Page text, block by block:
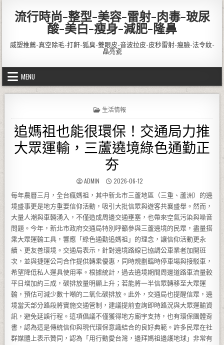
流行時尚-整型-美容-雷射-肉毒-玻尿
酸-美白-瘦身-減肥-隆鼻
威塑推薦-真空除毛-打鼾-狐臭-雙眼皮-音波拉皮-皮秒雷射-瘦臉-法令紋-
晶亮瓷
MENU
POSTED IN
生活情報
追媽祖也能很環保！交通局力推
大眾運輸，三蘆遶境綠色通勤正
夯
AUTHOR:
ADMIN PUBLISHED DATE:
2026-06-12
每年農曆三月，全台瘋媽祖，其中新北市三蘆地區（三重、蘆洲）的遶
境盛事更是地方重要信仰活動，吸引大批信眾與遊客共襄盛舉。然而，
大量人潮與車輛湧入，不僅造成周邊交通壅塞，也帶來空氣污染與噪音
問題。今年，新北市政府交通局特別呼籲參與三蘆遶境的民眾，盡量搭
乘大眾運輸工具，響應「綠色通勤追媽祖」的理念，讓信仰活動更永
續、更友善環境。交通局表示，針對遶境路線已協調公車業者加開班
次，並與捷運公司合作提供轉乘優惠，同時規劃臨時停車場與接駁車，
希望降低私人運具使用率。根據統計，過去遶境期間周邊道路車流量較
平日增加約三成，碳排放量明顯上升；若能將一半信眾轉移至大眾運
輸，預估可減少數十噸的二氧化碳排放。此外，交通局也提醒信眾，遶
境當天部分路段將實施交通管制，建議提前查詢即時路況與大眾運輸資
訊，避免延誤行程。這項倡議不僅獲得地方廟宇支持，也有環保團體背
書，認為這是傳統信仰與現代環保意識結合的良好典範。許多民眾在社
群媒體上表示贊同，認為「用行動愛台灣，邊拜媽祖邊護地球」非常有